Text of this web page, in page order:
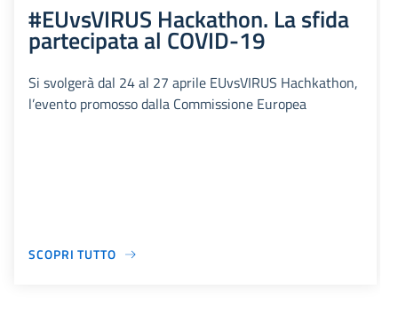
#EUvsVIRUS Hackathon. La sfida
partecipata al COVID-19
Si svolgerà dal 24 al 27 aprile EUvsVIRUS Hachkathon,
l’evento promosso dalla Commissione Europea
SCOPRI TUTTO